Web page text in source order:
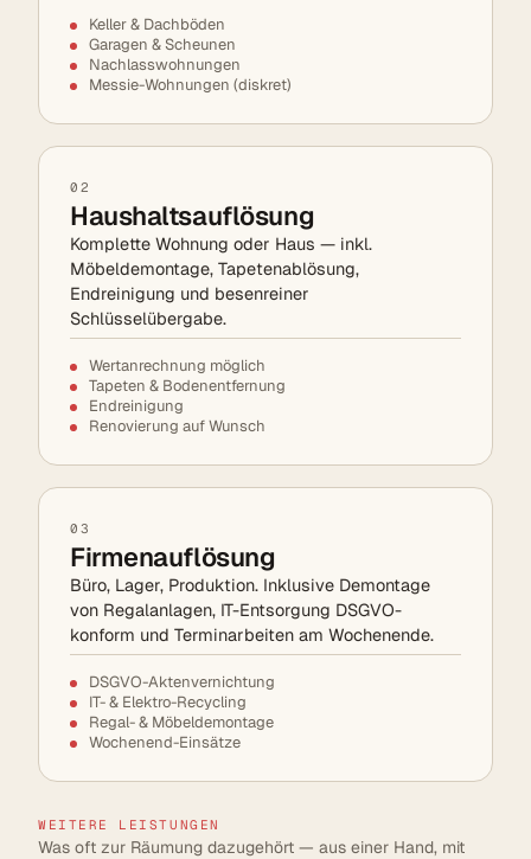
Keller & Dachböden
Garagen & Scheunen
Nachlasswohnungen
Messie-Wohnungen (diskret)
02
Haushaltsauflösung
Komplette Wohnung oder Haus — inkl.
Möbeldemontage, Tapetenablösung,
Endreinigung und besenreiner
Schlüsselübergabe.
Wertanrechnung möglich
Tapeten & Bodenentfernung
Endreinigung
Renovierung auf Wunsch
03
Firmenauflösung
Büro, Lager, Produktion. Inklusive Demontage
von Regalanlagen, IT-Entsorgung DSGVO-
konform und Terminarbeiten am Wochenende.
DSGVO-Aktenvernichtung
IT- & Elektro-Recycling
Regal- & Möbeldemontage
Wochenend-Einsätze
WEITERE LEISTUNGEN
Was oft zur Räumung dazugehört — aus einer Hand, mit